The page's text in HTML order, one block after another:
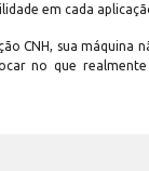
em cada
CNH, sua máquina
no que